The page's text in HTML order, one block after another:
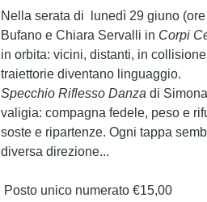
Nella serata di lunedì 29 giuno
Bufano e Chiara Servalli in Corpi
in orbita: vicini, distanti, in
traiettorie diventano linguaggio.
Specchio Riflesso Danza di
valigia: compagna fedele, peso e
soste e ripartenze. Ogni tappa
diversa direzione...
Posto unico numerato €15,00